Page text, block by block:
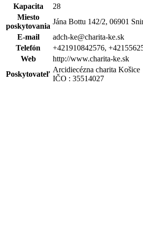
Kapacita
28
Miesto
poskytovania
Jána Bottu 142/2, 06901
E-mail
adch-ke@charita-ke.sk
Telefón
+421910842576,
Web
http://www.charita-ke.sk
Poskytovateľ
Arcidiecézna charita Košice
IČO : 35514027